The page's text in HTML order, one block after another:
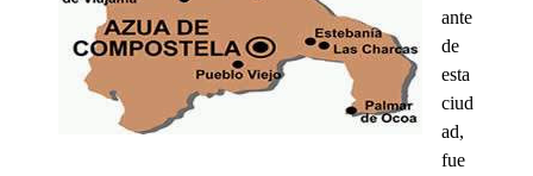
ante
de
esta
ciud
ad,
fue